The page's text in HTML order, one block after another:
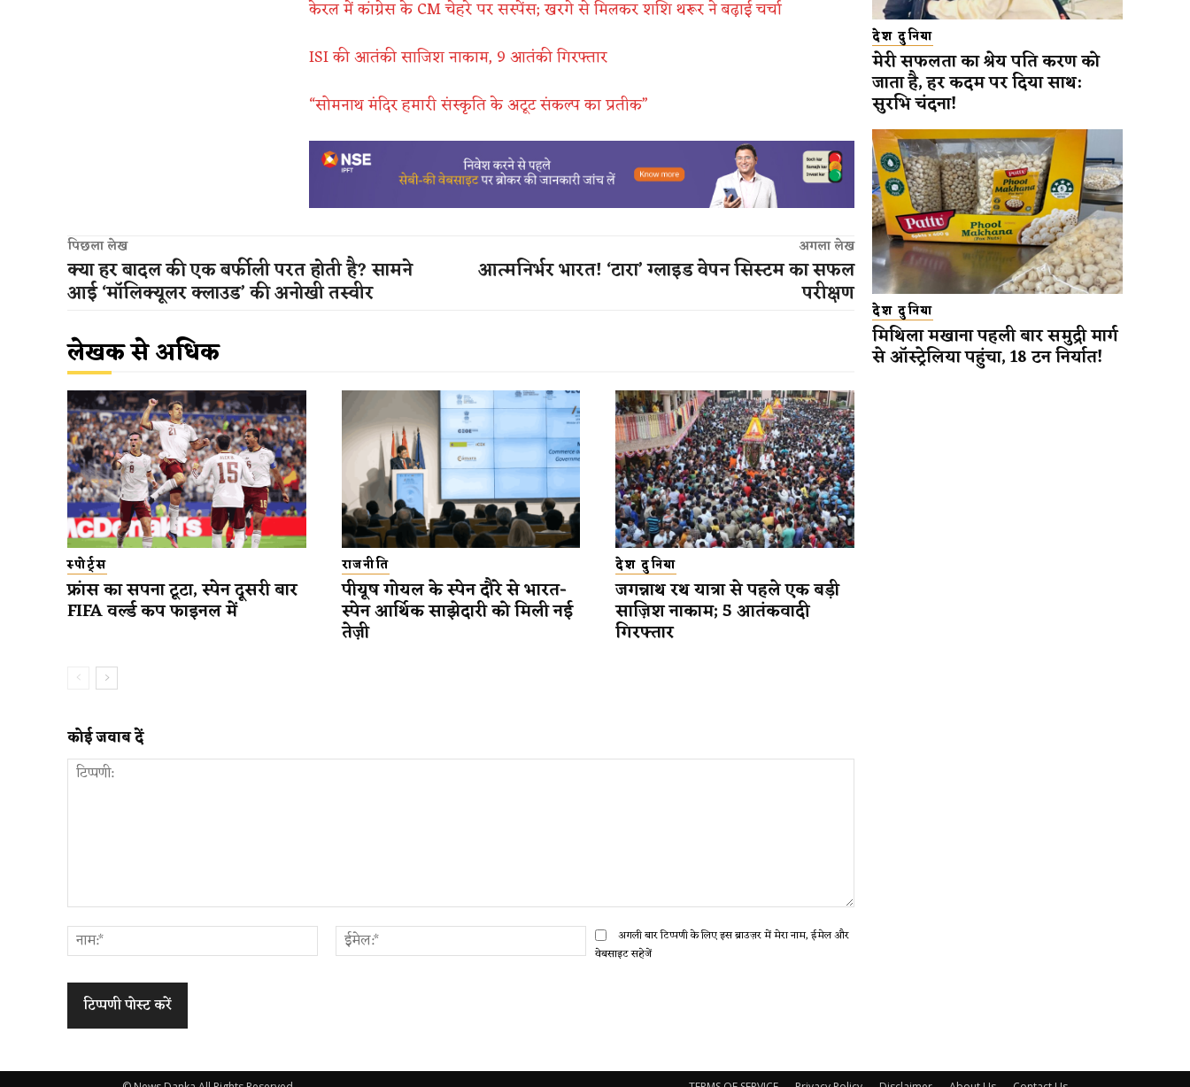
केरल में कांग्रेस के CM चेहरे पर सस्पेंस; खरगे से मिलकर शशि थरूर ने बढ़ाई चर्चा
ISI की आतंकी साजिश नाकाम, 9 आतंकी गिरफ्तार
“सोमनाथ मंदिर हमारी संस्कृति के अटूट संकल्प का प्रतीक”
पिछला लेख
क्या हर बादल की एक बर्फीली परत होती है? सामने
आई ‘मॉलिक्यूलर क्लाउड’ की अनोखी तस्वीर
अगला लेख
आत्मनिर्भर भारत! ‘टारा’ ग्लाइड वेपन सिस्टम का सफल
परीक्षण
लेखक से अधिक
स्पोर्ट्स
फ्रांस का सपना टूटा, स्पेन दूसरी बार
FIFA वर्ल्ड कप फाइनल में
राजनीति
पीयूष गोयल के स्पेन दौरे से भारत-
स्पेन आर्थिक साझेदारी को मिली नई
तेज़ी
देश दुनिया
जगन्नाथ रथ यात्रा से पहले एक बड़ी
साज़िश नाकाम; 5 आतंकवादी
गिरफ्तार
कोई जवाब दें
नाम:*
ईमेल:*अगली बार टिप्पणी के लिए इस ब्राउज़र में मेरा नाम, ईमेल और
वेबसाइट सहेजें
देश दुनिया
मेरी सफलता का श्रेय पति करण को
जाता है, हर कदम पर दिया साथ:
सुरभि चंदना!
देश दुनिया
मिथिला मखाना पहली बार समुद्री मार्ग
से ऑस्ट्रेलिया पहुंचा, 18 टन निर्यात!